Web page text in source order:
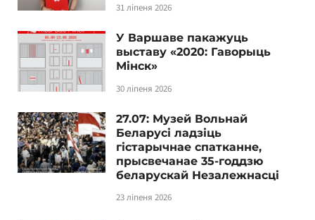
31 ліпеня 2026
У Варшаве пакажуць
выставу «2020: Гаворыць
Мінск»
30 ліпеня 2026
27.07: Музей Вольнай
Беларусі ладзіць
гістарычнае спатканне,
прысвечанае 35-годдзю
беларускай Незалежнасці
23 ліпеня 2026